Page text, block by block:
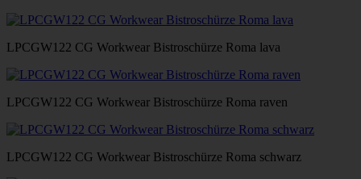
LPCGW122 CG Workwear Bistroschürze Roma lava
LPCGW122 CG Workwear Bistroschürze Roma raven
LPCGW122 CG Workwear Bistroschürze Roma schwarz